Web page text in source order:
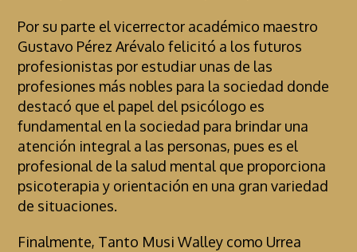
Por su parte el vicerrector académico maestro
Gustavo Pérez Arévalo felicitó a los futuros
profesionistas por estudiar unas de las
profesiones más nobles para la sociedad donde
destacó que el papel del psicólogo es
fundamental en la sociedad para brindar una
atención integral a las personas, pues es el
profesional de la salud mental que proporciona
psicoterapia y orientación en una gran variedad
de situaciones.
Finalmente, Tanto Musi Walley como Urrea